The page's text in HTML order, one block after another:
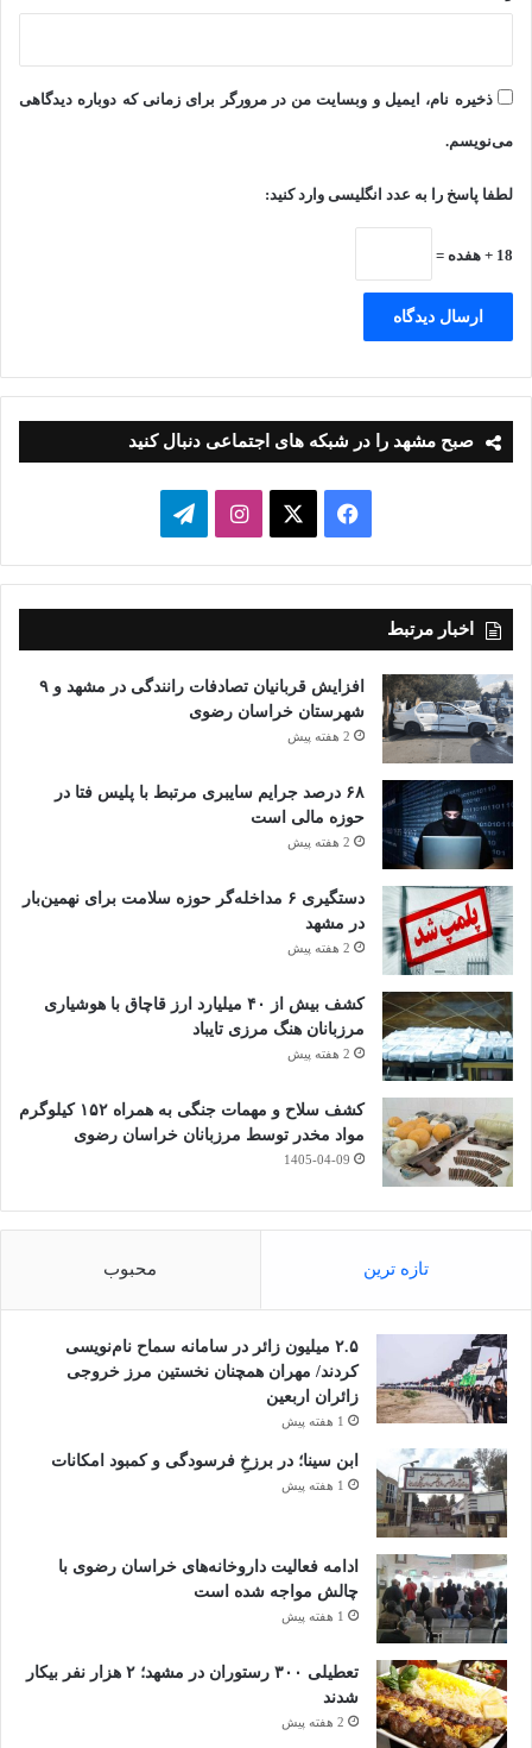
ذخیره نام، ایمیل و وبسایت من در مرورگر برای زمانی که دوباره دیدگاهی
می‌نویسم.
لطفا پاسخ را به عدد انگلیسی وارد کنید:
18 + هفده =
صبح مشهد را در شبکه های اجتماعی دنبال کنید
فیسبوک ایکساینستاگرامتلگرام
اخبار مرتبط
افزایش قربانیان تصادفات رانندگی در مشهد و ۹
شهرستان خراسان رضوی
2 هفته پیش
۶۸ درصد جرایم سایبری مرتبط با پلیس فتا در
حوزه مالی است
2 هفته پیش
دستگیری ۶ مداخله‌گر حوزه سلامت برای نهمین‌بار
در مشهد
2 هفته پیش
کشف بیش از ۴۰ میلیارد ارز قاچاق با هوشیاری
مرزبانان هنگ مرزی تایباد
2 هفته پیش
کشف سلاح و مهمات جنگی به همراه ۱۵۲ کیلوگرم
مواد مخدر توسط مرزبانان خراسان رضوی
1405-04-09
تازه ترین محبوب
۲.۵ میلیون زائر در سامانه سماح نام‌نویسی
کردند/ مهران همچنان نخستین مرز خروجی
زائران اربعین
1 هفته پیش
ابن سینا؛ در برزخِ فرسودگی و کمبود امکانات
1 هفته پیش
ادامه فعالیت داروخانه‌های خراسان رضوی با
چالش مواجه شده است
1 هفته پیش
تعطیلی ۳۰۰ رستوران در مشهد؛ ۲ هزار نفر بیکار
شدند
2 هفته پیش